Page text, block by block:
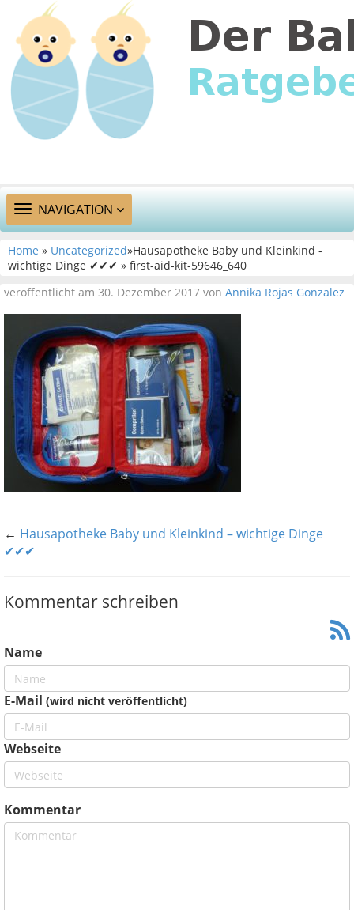
TOGGLE
NAVIGATION
NAVIGATION
Home » Uncategorized»Hausapotheke Baby und Kleinkind -
wichtige Dinge ✔✔✔ » first-aid-kit-59646_640
veröffentlicht am 30. Dezember 2017 von Annika Rojas Gonzalez
← Hausapotheke Baby und Kleinkind – wichtige Dinge
✔✔✔
Kommentar schreiben
Name
E-Mail (wird nicht veröffentlicht)
Webseite
Kommentar